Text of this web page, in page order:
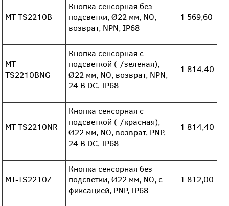
MT-TS2210B
Кнопка сенсорная без
подсветки, Ø22 мм, NO,
возврат, NPN, IP68
1 569,60
MT-
TS2210BNG
Кнопка сенсорная с
подсветкой (-/зеленая),
Ø22 мм, NO, возврат, NPN,
24 В DC, IP68
1 814,40
MT-TS2210NR
Кнопка сенсорная с
подсветкой (-/красная),
Ø22 мм, NO, возврат, PNP,
24 В DC, IP68
1 814,40
MT-TS2210Z
Кнопка сенсорная без
подсветки, Ø22 мм, NO, с
фиксацией, PNP, IP68
1 812,00